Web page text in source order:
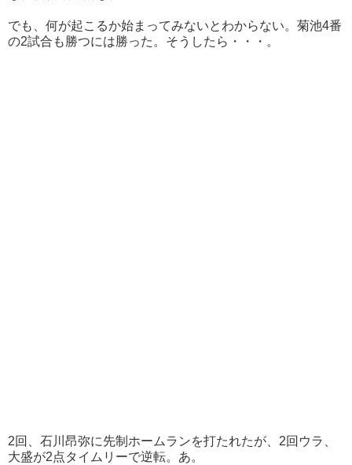
でも、何が起こるか始まってみないとわからない。菊池4番
の2試合も勝つには勝った。そうしたら・・・。
2回、石川昂弥に先制ホームランを打たれたが、2回ウラ、
大盛が2点タイムリーで逆転。あ。